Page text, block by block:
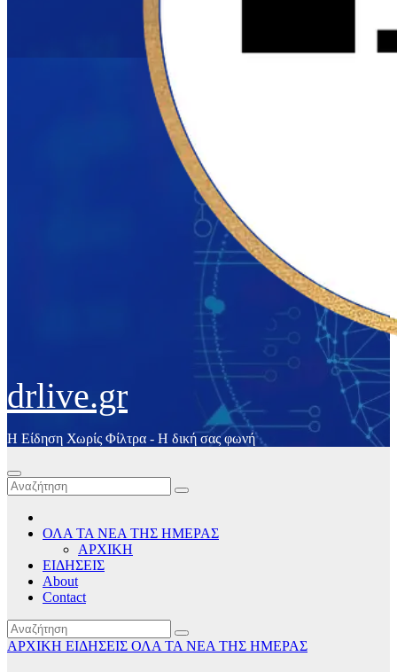
drlive.gr
Η Είδηση Χωρίς Φίλτρα - H δική σας φωνή
ΟΛΑ ΤΑ ΝΕΑ ΤΗΣ ΗΜΕΡΑΣ
ΑΡΧΙΚΗ
ΕΙΔΗΣΕΙΣ
About
Contact
ΑΡΧΙΚΗ ΕΙΔΗΣΕΙΣ ΟΛΑ ΤΑ ΝΕΑ ΤΗΣ ΗΜΕΡΑΣ